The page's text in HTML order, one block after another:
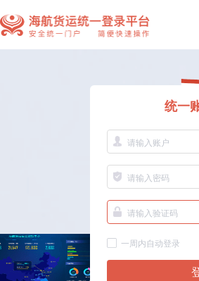
统一
一周内自动登录